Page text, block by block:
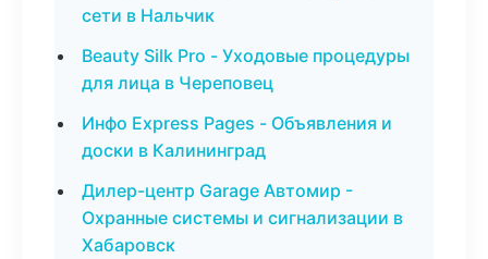
сети в Нальчик
Beauty Silk Pro - Уходовые процедуры
для лица в Череповец
Инфо Express Pages - Объявления и
доски в Калининград
Дилер-центр Garage Автомир -
Охранные системы и сигнализации в
Хабаровск